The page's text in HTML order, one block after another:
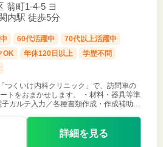
翁町1-4-5 ヨ
内駅 徒歩5分
60代活躍中
70代以上活躍中
OK 年休120日以上
学歴不問
つくいけ内科クリニック」で、訪問車の
トをおまかせします。 ・材料・器具等準
カルテ入力／各種書類作成・作成補助
詳細を見る